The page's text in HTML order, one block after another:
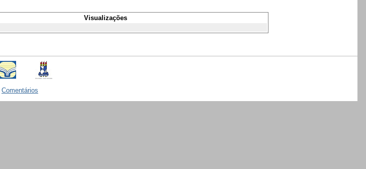
Visualizações
Comentários